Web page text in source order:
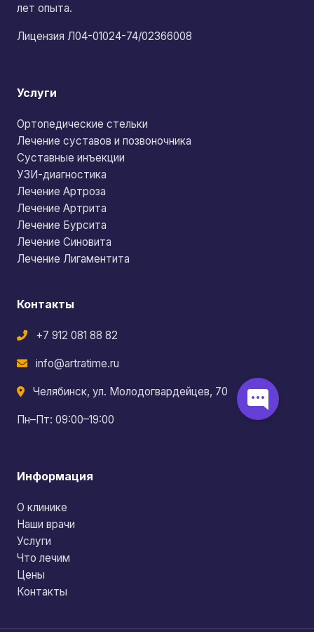
лет опыта.
Лицензия Л04-01024-74/02366008
Услуги
Ортопедические стельки
Лечение суставов и позвоночника
Суставные инъекции
УЗИ-диагностика
Лечение Артроза
Лечение Артрита
Лечение Бурсита
Лечение Синовита
Лечение Лигаментита
Контакты
+7 912 081 88 82
info@artratime.ru
Челябинск, ул. Молодогвардейцев, 70
Пн–Пт: 09:00–19:00
Информация
О клинике
Наши врачи
Услуги
Что лечим
Цены
Контакты